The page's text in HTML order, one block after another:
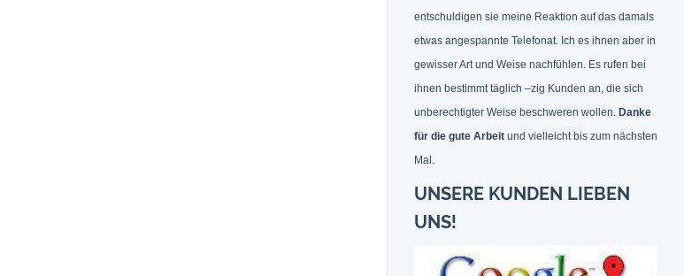
entschuldigen sie meine Reaktion auf das damals
etwas angespannte Telefonat. Ich es ihnen aber in
gewisser Art und Weise nachfühlen. Es rufen bei
ihnen bestimmt täglich –zig Kunden an, die sich
unberechtigter Weise beschweren wollen. Danke
für die gute Arbeit und vielleicht bis zum nächsten
Mal.
UNSERE KUNDEN LIEBEN
UNS!